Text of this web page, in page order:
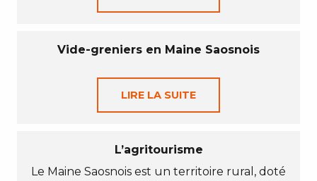
Vide-greniers en Maine Saosnois
LIRE LA SUITE
L’agritourisme
Le Maine Saosnois est un territoire rural, doté